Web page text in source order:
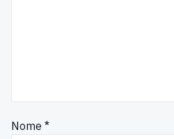
Nome *